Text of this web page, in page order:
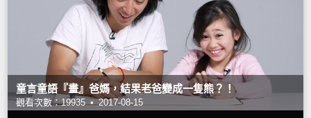
童言童語『畫』爸媽，結果老爸變成一隻熊？！
觀看次數：19935 • 2017-08-15